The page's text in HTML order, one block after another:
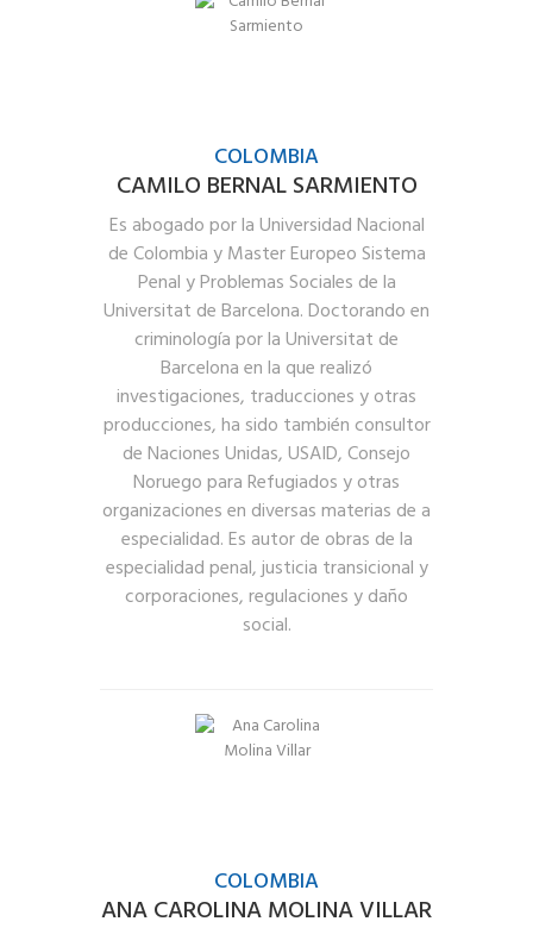
COLOMBIA
CAMILO BERNAL SARMIENTO
Es abogado por la Universidad Nacional
de Colombia y Master Europeo Sistema
Penal y Problemas Sociales de la
Universitat de Barcelona. Doctorando en
criminología por la Universitat de
Barcelona en la que realizó
investigaciones, traducciones y otras
producciones, ha sido también consultor
de Naciones Unidas, USAID, Consejo
Noruego para Refugiados y otras
organizaciones en diversas materias de a
especialidad. Es autor de obras de la
especialidad penal, justicia transicional y
corporaciones, regulaciones y daño
social.
COLOMBIA
ANA CAROLINA MOLINA VILLAR